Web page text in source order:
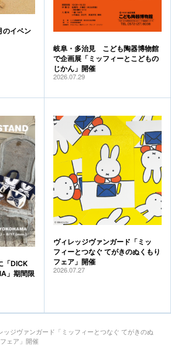
のイベン
岐阜・多治見 こども陶器博物館
で企画展「ミッフィーとこどもの
じかん」開催
2026.07.29
「DICK
」期間限
ヴィレッジヴァンガード「ミッ
フィーとつなぐ てがきのぬくもり
フェア」開催
2026.07.27
ッジヴァンガード「ミッフィーとつなぐ てがきのぬ
ェア」開催